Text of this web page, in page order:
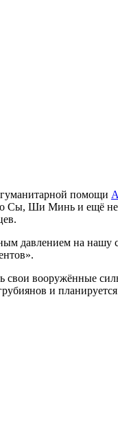
гуманитарной помощи
Сы, Ши Минь и ещё
давлением на нашу
свои вооружённые
и